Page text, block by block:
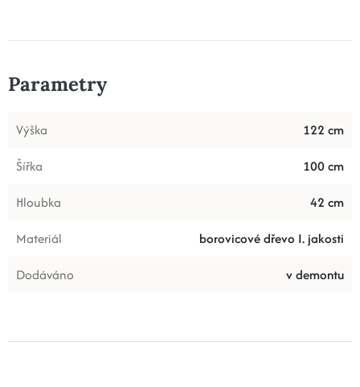
Parametry
Výška
122 cm
Šířka
100 cm
Hloubka
42 cm
Materiál
borovicové dřevo I. jakosti
Dodáváno
v demontu